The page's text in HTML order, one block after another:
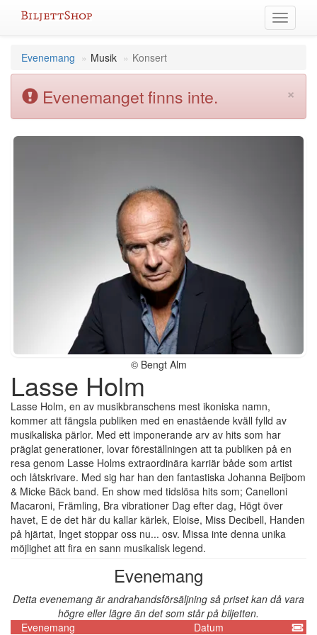
Växla
meny
Evenemang
Musik Konsert
×
Evenemanget finns inte.
© Bengt Alm
Lasse Holm
Lasse Holm, en av musikbranschens mest ikoniska namn,
kommer att fängsla publiken med en enastående kväll fylld av
musikaliska pärlor. Med ett imponerande arv av hits som har
präglat generationer, lovar föreställningen att ta publiken på en
resa genom Lasse Holms extraordinära karriär både som artist
och låtskrivare. Med sig har han den fantastiska Johanna Beijbom
& Micke Bäck band. En show med tidslösa hits som; Canelloni
Macaroni, Främling, Bra vibrationer Dag efter dag, Högt över
havet, E de det här du kallar kärlek, Eloise, Miss Decibell, Handen
på hjärtat, Inget stoppar oss nu... osv. Missa inte denna unika
möjlighet att fira en sann musikalisk legend.
Evenemang
Detta evenemang är andrahandsförsäljning så priset kan då vara
högre eller lägre än det som står på biljetten.
Evenemang
Datum